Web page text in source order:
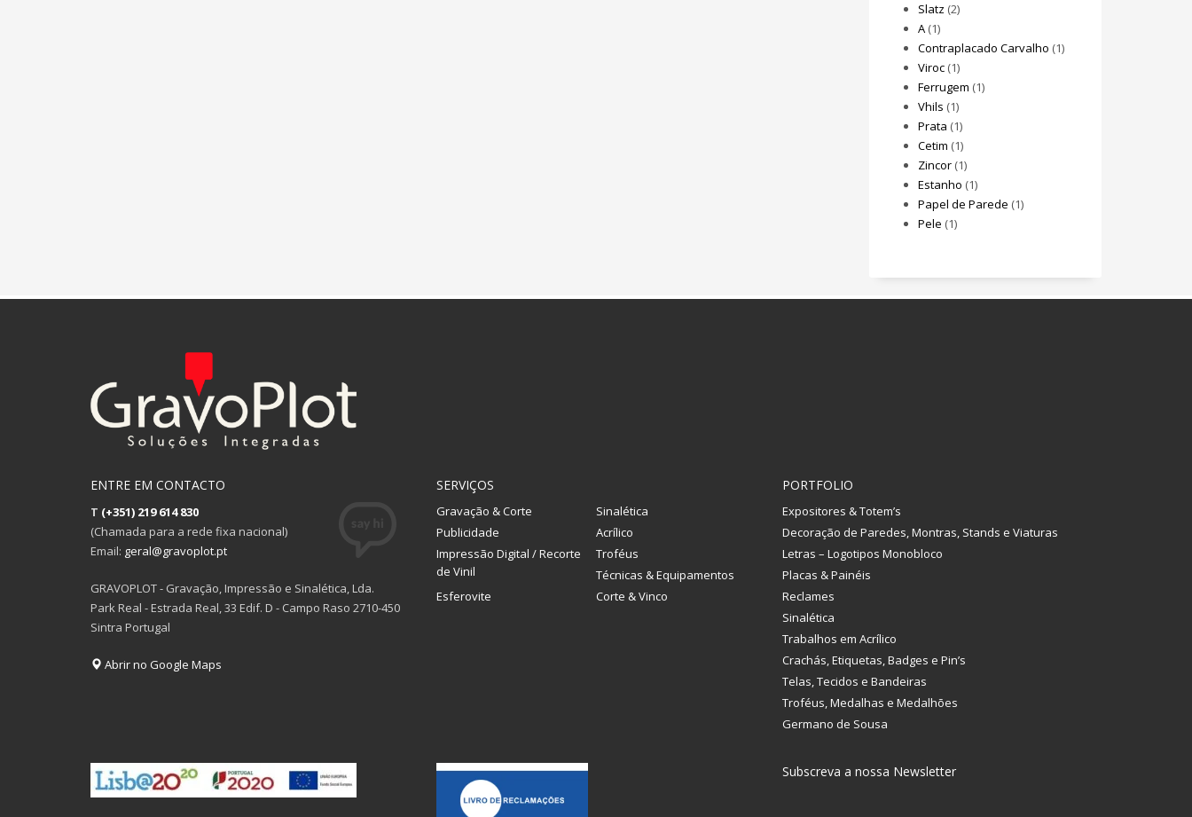
Slatz (2)
A(1)
Contraplacado Carvalho (1)
Viroc(1)
Ferrugem (1)
Vhils (1)
Prata (1)
Cetim (1)
Zincor(1)
Estanho (1)
Papel de Parede (1)
Pele (1)
ENTRE EM CONTACTO
T (+351) 219 614 830
(Chamada para a rede fixa nacional)
Email: geral@gravoplot.pt
GRAVOPLOT - Gravação, Impressão e Sinalética, Lda.
Park Real - Estrada Real, 33 Edif. D - Campo Raso 2710-450
Sintra Portugal
Abrir no Google Maps
SERVIÇOS
Gravação & Corte
Sinalética
Publicidade
Acrílico
Impressão Digital / Recorte
de Vinil
Troféus
Técnicas & Equipamentos
Esferovite
Corte & Vinco
PORTFOLIO
Expositores & Totem’s
Decoração de Paredes, Montras, Stands e Viaturas
Letras – Logotipos Monobloco
Placas & Painéis
Reclames
Sinalética
Trabalhos em Acrílico
Crachás, Etiquetas, Badges e Pin’s
Telas, Tecidos e Bandeiras
Troféus, Medalhas e Medalhões
Germano de Sousa
Subscreva a nossa Newsletter